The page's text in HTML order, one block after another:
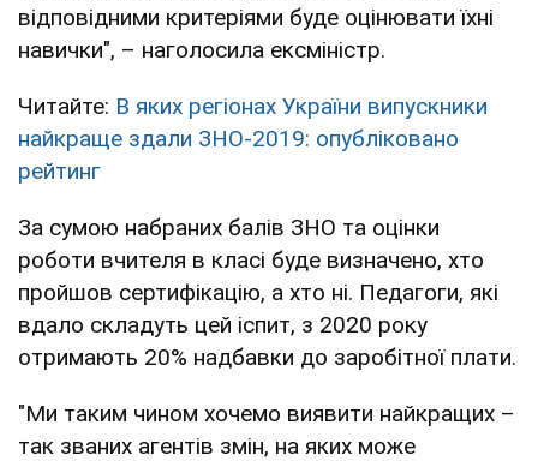
відповідними критеріями буде оцінювати їхні
навички", – наголосила ексміністр.
Читайте: В яких регіонах України випускники
найкраще здали ЗНО-2019: опубліковано
рейтинг
За сумою набраних балів ЗНО та оцінки
роботи вчителя в класі буде визначено, хто
пройшов сертифікацію, а хто ні. Педагоги, які
вдало складуть цей іспит, з 2020 року
отримають 20% надбавки до заробітної плати.
"Ми таким чином хочемо виявити найкращих –
так званих агентів змін, на яких може